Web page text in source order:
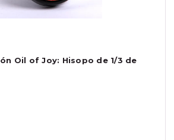
Oil of Joy: Hisopo de 1/3 de